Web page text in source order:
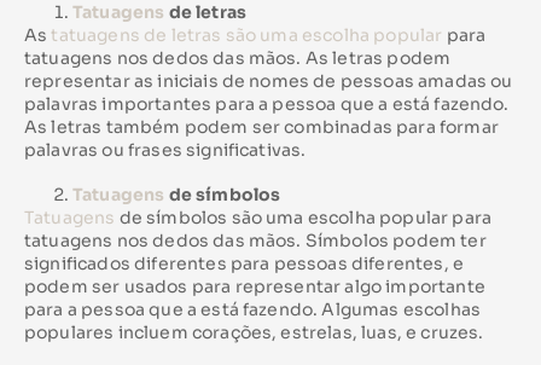
Tatuagens de letras
As tatuagens de letras são uma escolha popular para
tatuagens nos dedos das mãos. As letras podem
representar as iniciais de nomes de pessoas amadas ou
palavras importantes para a pessoa que a está fazendo.
As letras também podem ser combinadas para formar
palavras ou frases significativas.
Tatuagens de símbolos
Tatuagens de símbolos são uma escolha popular para
tatuagens nos dedos das mãos. Símbolos podem ter
significados diferentes para pessoas diferentes, e
podem ser usados para representar algo importante
para a pessoa que a está fazendo. Algumas escolhas
populares incluem corações, estrelas, luas, e cruzes.